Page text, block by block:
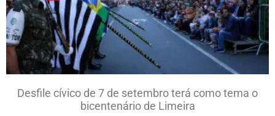
Desfile cívico de 7 de setembro terá como tema o
bicentenário de Limeira